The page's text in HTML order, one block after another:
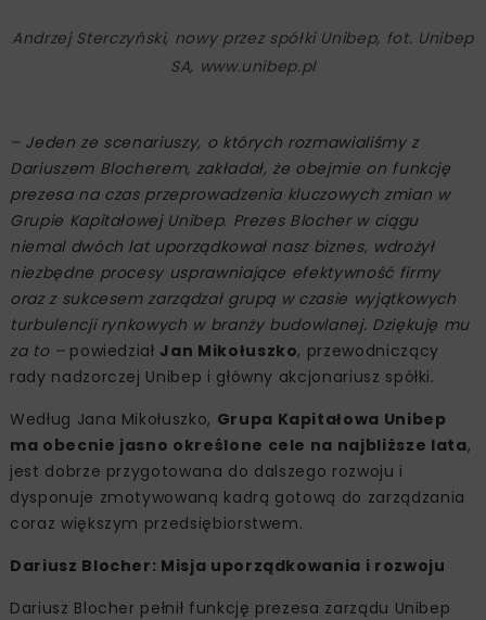
Andrzej Sterczyński, nowy przez spółki Unibep, fot. Unibep
SA, www.unibep.pl
– Jeden ze scenariuszy, o których rozmawialiśmy z
Dariuszem Blocherem, zakładał, że obejmie on funkcję
prezesa na czas przeprowadzenia kluczowych zmian w
Grupie Kapitałowej Unibep. Prezes Blocher w ciągu
niemal dwóch lat uporządkował nasz biznes, wdrożył
niezbędne procesy usprawniające efektywność firmy
oraz z sukcesem zarządzał grupą w czasie wyjątkowych
turbulencji rynkowych w branży budowlanej. Dziękuję mu
za to –powiedział Jan Mikołuszko, przewodniczący
rady nadzorczej Unibep i główny akcjonariusz spółki.
Według Jana Mikołuszko, Grupa Kapitałowa Unibep
ma obecnie jasno określone cele na najbliższe lata,
jest dobrze przygotowana do dalszego rozwoju i
dysponuje zmotywowaną kadrą gotową do zarządzania
coraz większym przedsiębiorstwem.
Dariusz Blocher: Misja uporządkowania i rozwoju
Dariusz Blocher pełnił funkcję prezesa zarządu Unibep